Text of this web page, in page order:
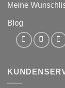
Meine
Blog